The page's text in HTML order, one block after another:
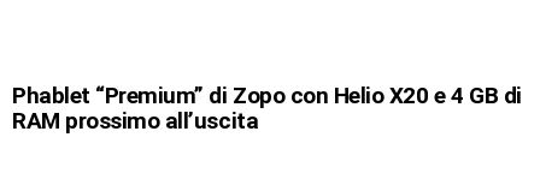
Phablet “Premium” di Zopo con Helio X20 e 4 GB di
RAM prossimo all’uscita